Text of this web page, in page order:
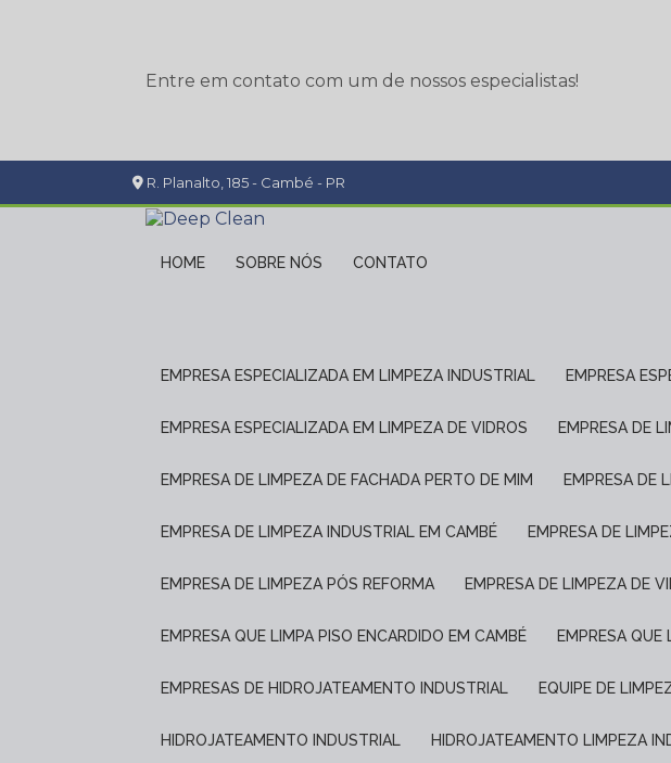
Entre em contato com um de nossos especialistas!
R. Planalto, 185 - Cambé - PR
HOME SOBRE NÓS CONTATO
EMPRESA ESPECIALIZADA EM LIMPEZA INDUSTRIAL EMPRESA
EMPRESA ESPECIALIZADA EM LIMPEZA DE VIDROS EMPRESA DE
EMPRESA DE LIMPEZA DE FACHADA PERTO DE MIM EMPRESA DE
EMPRESA DE LIMPEZA INDUSTRIAL EM CAMBÉ EMPRESA DE
EMPRESA DE LIMPEZA PÓS REFORMA EMPRESA DE LIMPEZA DE
EMPRESA QUE LIMPA PISO ENCARDIDO EM CAMBÉ EMPRESA
EMPRESAS DE HIDROJATEAMENTO INDUSTRIAL EQUIPE DE
HIDROJATEAMENTO INDUSTRIAL HIDROJATEAMENTO LIMPEZA